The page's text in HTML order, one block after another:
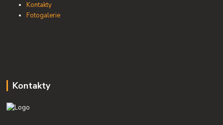
Kontakty
Fotogalerie
Kontakty